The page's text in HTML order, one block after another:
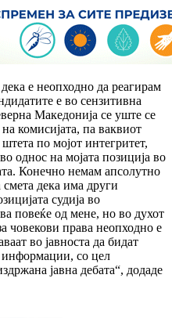
е неопходно да реагирам
е во сензитивна
Македонија се уште се
комисијата, па ваквиот
по мојот интегритет,
однос на мојата позиција во
Конечно немам апсолутно
дека има други
судија во
повеќе од мене, но во духот
човекови права неопходно е
во јавноста да бидат
со цел
јавна дебата“, додаде